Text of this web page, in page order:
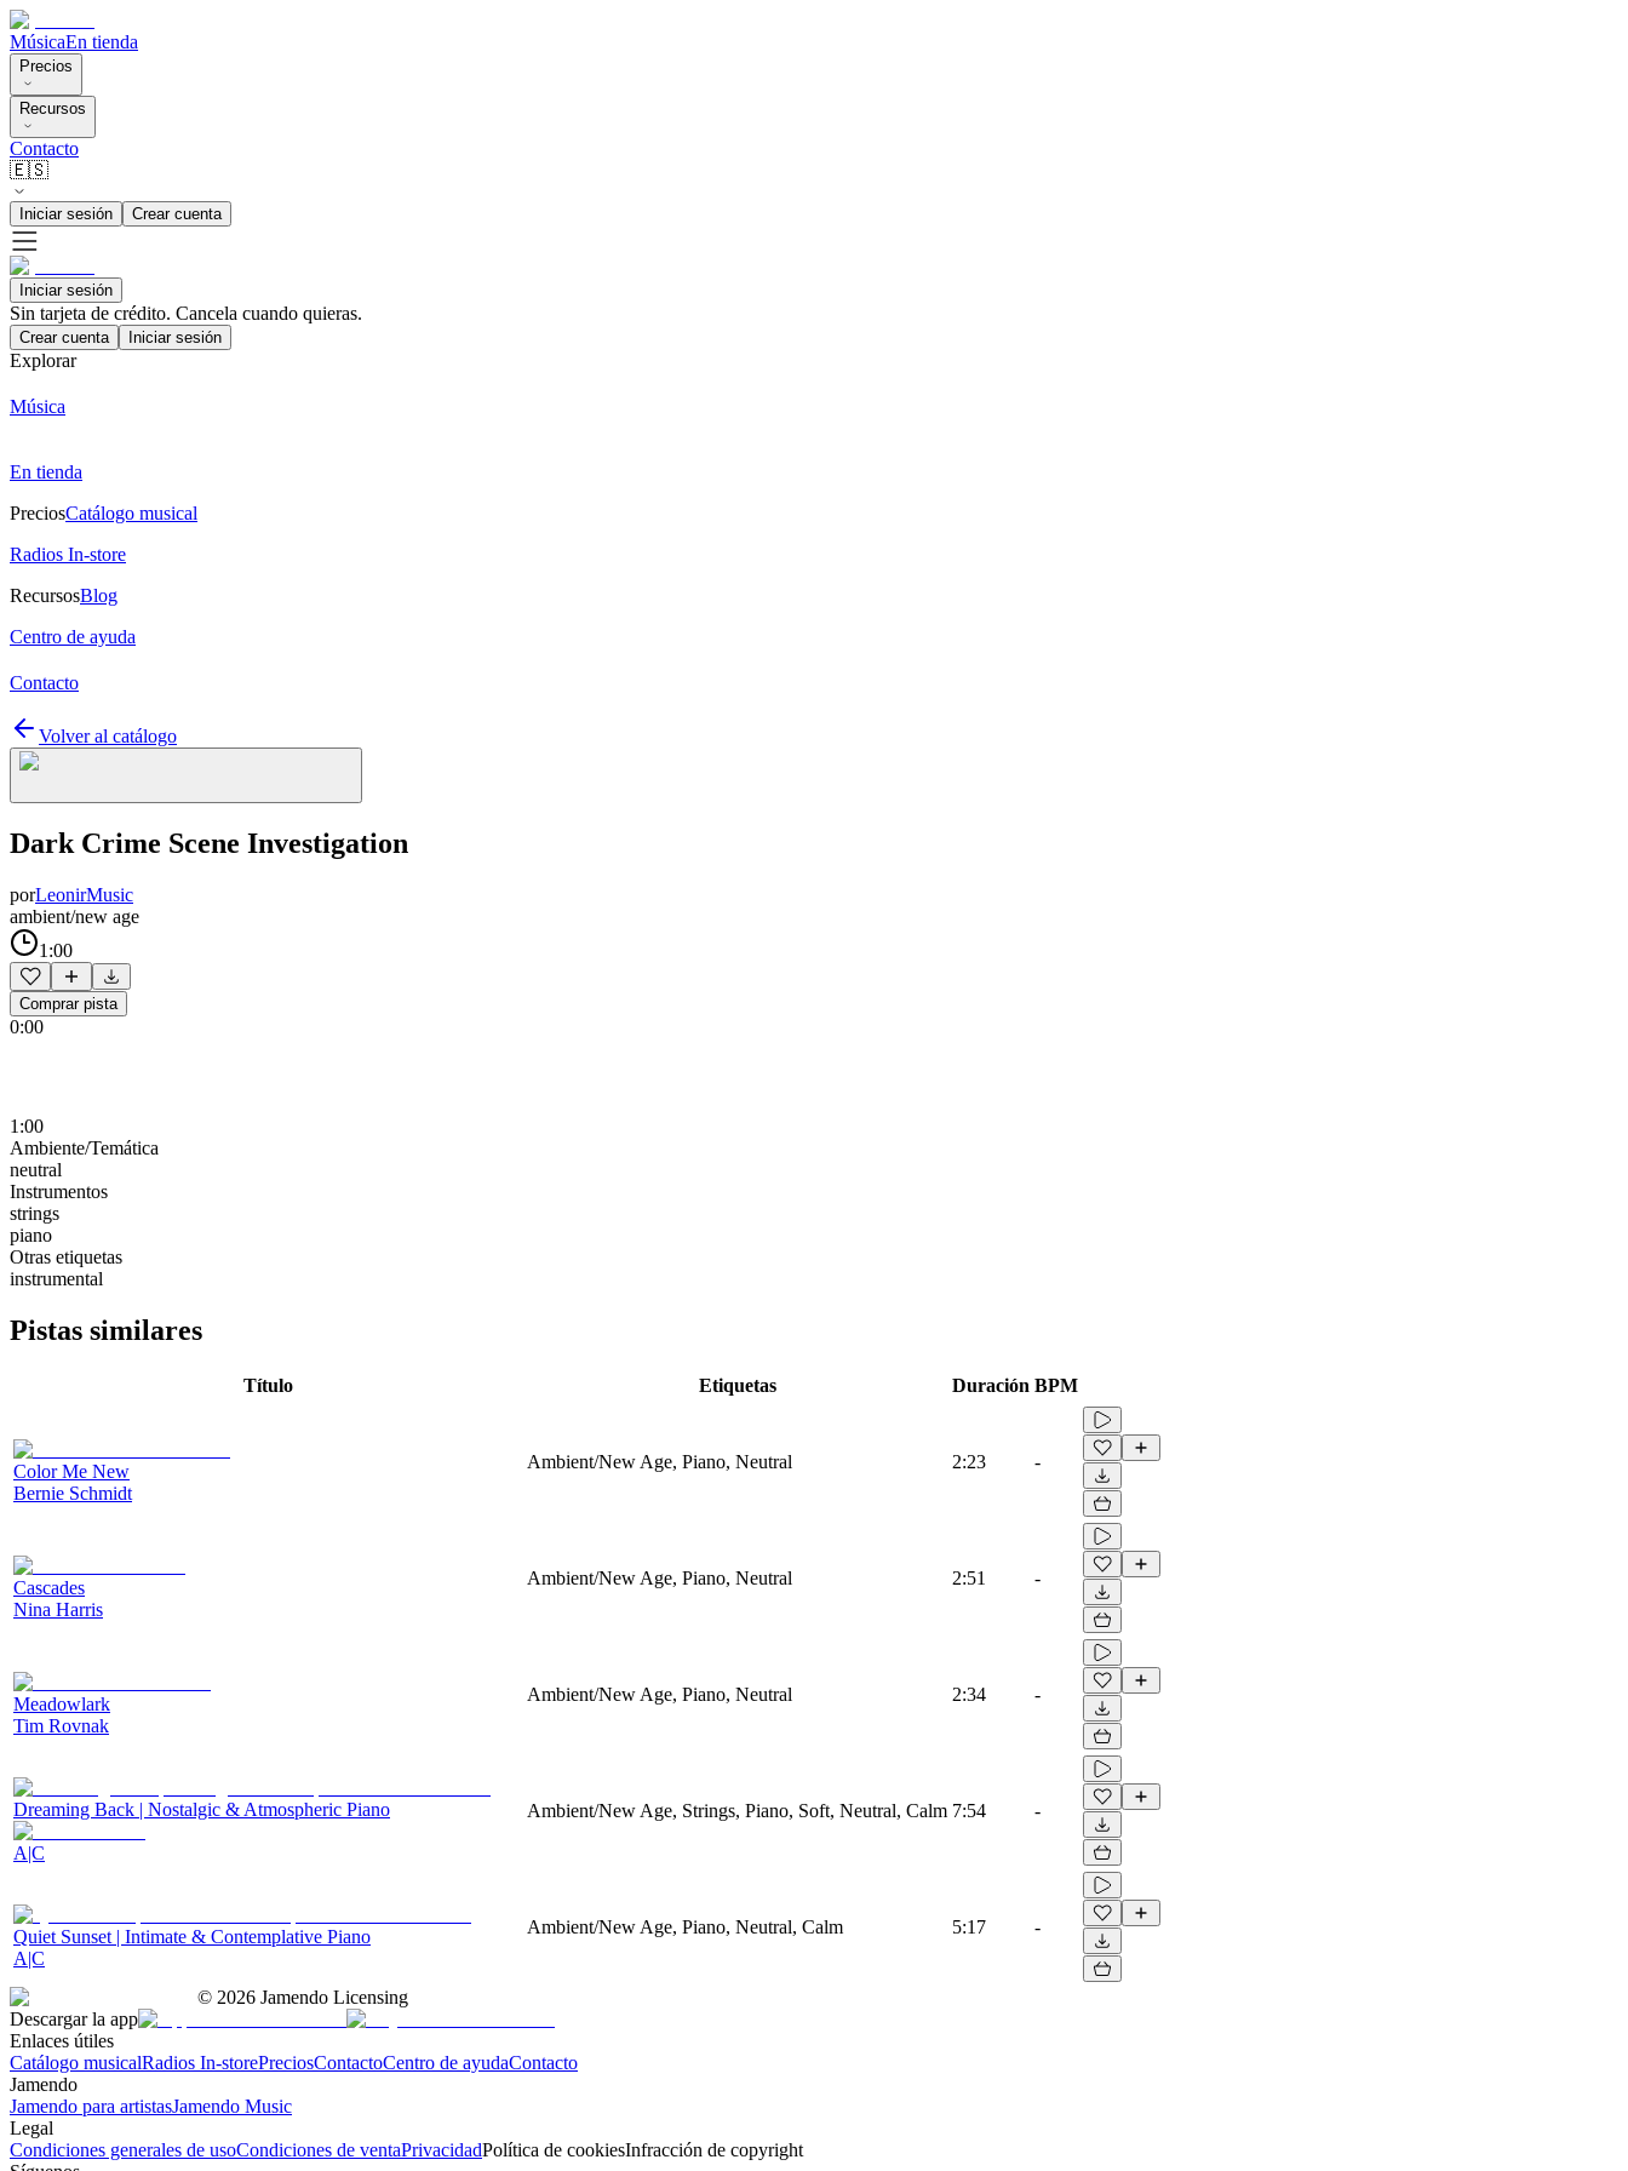
MúsicaEn tienda
Precios
Recursos
Contacto
🇪🇸
Iniciar sesión Crear cuenta
Iniciar sesión
Sin tarjeta de crédito. Cancela cuando quieras.
Crear cuenta Iniciar sesión
Explorar
Música
En tienda
PreciosCatálogo musical
Radios In-store
RecursosBlog
Centro de ayuda
Contacto
Volver al catálogo
Dark Crime Scene Investigation
porLeonirMusic
ambient/new age
1:00
Comprar pista
0:00
1:00
Ambiente/Temática
neutral
Instrumentos
strings
piano
Otras etiquetas
instrumental
Pistas similares
Título Etiquetas Duración BPM
Color Me New
Bernie Schmidt
Ambient/New Age, Piano, Neutral 2:23 -
Cascades
Nina Harris
Ambient/New Age, Piano, Neutral 2:51 -
Meadowlark
Tim Rovnak
Ambient/New Age, Piano, Neutral 2:34 -
Dreaming Back | Nostalgic & Atmospheric Piano
A|C
Ambient/New Age, Strings, Piano, Soft, Neutral, Calm 7:54 -
Quiet Sunset | Intimate & Contemplative Piano
A|C
Ambient/New Age, Piano, Neutral, Calm 5:17 -
© 2026 Jamendo Licensing
Descargar la app
Enlaces útiles
Catálogo musicalRadios In-storePreciosContactoCentro de ayudaContacto
Jamendo
Jamendo para artistasJamendo Music
Legal
Condiciones generales de usoCondiciones de ventaPrivacidadPolítica de cookiesInfracción de copyright